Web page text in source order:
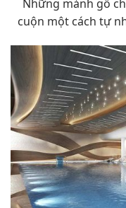
Những mảnh gỗ
cuộn một cách tự